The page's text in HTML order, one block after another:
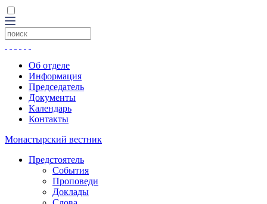
Об отделе
Информация
Председатель
Документы
Календарь
Контакты
Монастырский вестник
Предстоятель
События
Проповеди
Доклады